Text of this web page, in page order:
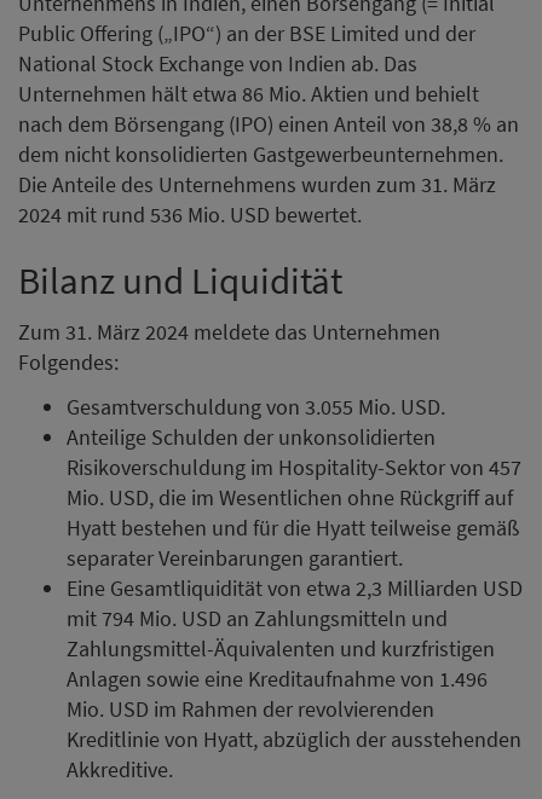
Public Offering („IPO“) an der BSE Limited und der
National Stock Exchange von Indien ab. Das
Unternehmen hält etwa 86 Mio. Aktien und behielt
nach dem Börsengang (IPO) einen Anteil von 38,8 % an
dem nicht konsolidierten Gastgewerbeunternehmen.
Die Anteile des Unternehmens wurden zum 31. März
2024 mit rund 536 Mio. USD bewertet.
Bilanz und Liquidität
Zum 31. März 2024 meldete das Unternehmen
Folgendes:
Gesamtverschuldung von 3.055 Mio. USD.
Anteilige Schulden der unkonsolidierten
Risikoverschuldung im Hospitality-Sektor von 457
Mio. USD, die im Wesentlichen ohne Rückgriff auf
Hyatt bestehen und für die Hyatt teilweise gemäß
separater Vereinbarungen garantiert.
Eine Gesamtliquidität von etwa 2,3 Milliarden USD
mit 794 Mio. USD an Zahlungsmitteln und
Zahlungsmittel-Äquivalenten und kurzfristigen
Anlagen sowie eine Kreditaufnahme von 1.496
Mio. USD im Rahmen der revolvierenden
Kreditlinie von Hyatt, abzüglich der ausstehenden
Akkreditive.